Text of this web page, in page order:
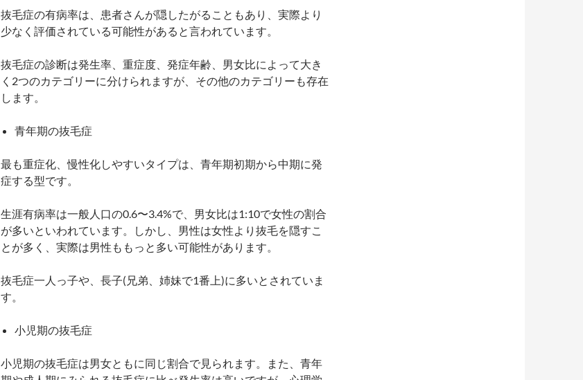
抜毛症の有病率は、患者さんが隠したがることもあり、実際より
少なく評価されている可能性があると言われています。
抜毛症の診断は発生率、重症度、発症年齢、男女比によって大き
く2つのカテゴリーに分けられますが、その他のカテゴリーも存在
します。
青年期の抜毛症
最も重症化、慢性化しやすいタイプは、青年期初期から中期に発
症する型です。
生涯有病率は一般人口の0.6〜3.4%で、男女比は1:10で女性の割合
が多いといわれています。しかし、男性は女性より抜毛を隠すこ
とが多く、実際は男性ももっと多い可能性があります。
抜毛症一人っ子や、長子(兄弟、姉妹で1番上)に多いとされていま
す。
小児期の抜毛症
小児期の抜毛症は男女ともに同じ割合で見られます。また、青年